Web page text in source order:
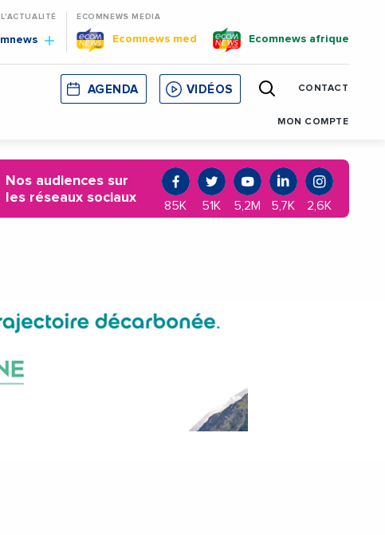
L'ACTUALITÉ ECOMNEWS MEDIA
Ecomnews med Ecomnews afrique
CORSE MONACO CATALOGNE
AGENDA VIDÉOS CONTACT
MON COMPTE
Nos audiences sur
les réseaux sociaux
85K 51K 5,2M 5,7K 2,6K